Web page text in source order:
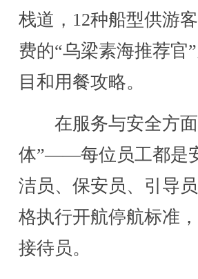
栈道，12种船型供游
费的“乌梁素海推荐官
目和用餐攻略。
在服务与安全方面
体”——每位员工都是
洁员、保安员、引导
格执行开航停航标准
接待员。